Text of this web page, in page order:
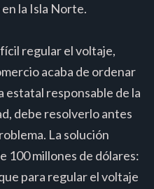
la Isla Norte.
regular el voltaje,
acaba de ordenar
estatal responsable de la
debe resolverlo antes
La solución
100 millones de dólares:
para regular el voltaje